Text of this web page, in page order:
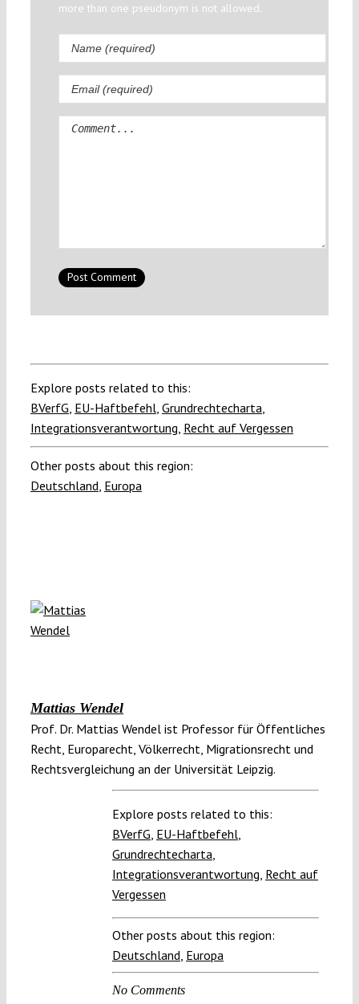
more than one pseudonym is not allowed.
Comment
Explore posts related to this:
BVerfG EU-Haftbefehl, Grundrechtecharta
Integrationsverantwortung Recht auf Vergessen
Other posts about this region:
Deutschland Europa
Mattias Wendel
Prof. Dr. Mattias Wendel ist Professor für Öffentliches
Recht, Europarecht, Völkerrecht, Migrationsrecht und
Rechtsvergleichung an der Universität Leipzig.
Explore posts related to this:
BVerfG EU-Haftbefehl
Grundrechtecharta
Integrationsverantwortung Recht auf
Vergessen
Other posts about this region:
Deutschland Europa
No Comments